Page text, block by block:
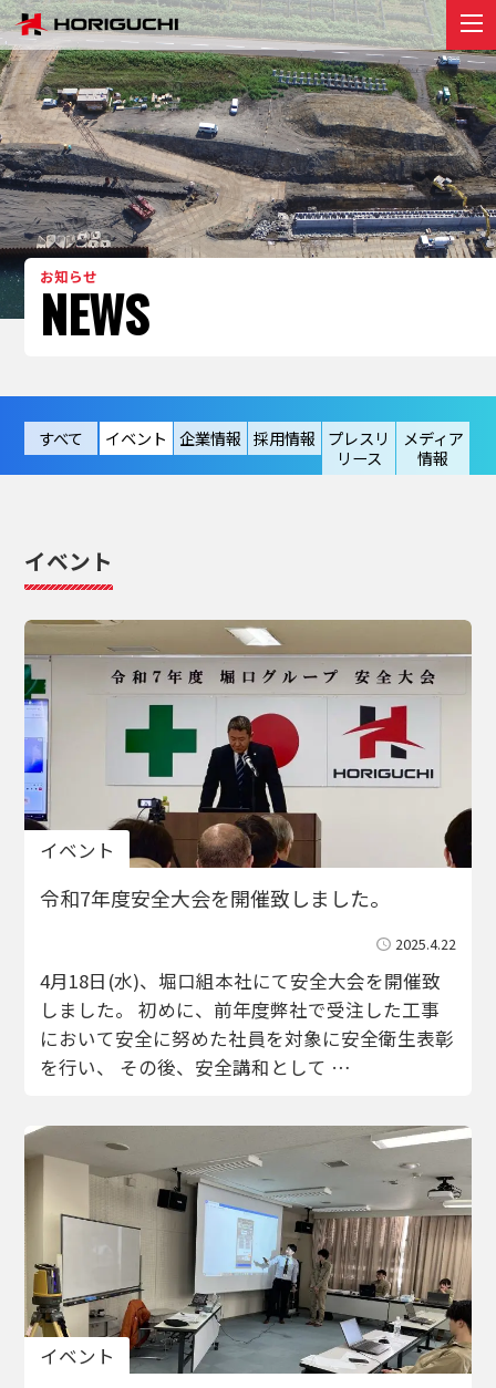
堀口組のこと
ABOUT
プロジェクト
PROJECT
リクルート
RECRUIT
お知らせ
NEWS
すべて イベント 企業情報 採用情報
プレスリ
リース
メディア
情報
イベント
イベント
令和7年度安全大会を開催致しました。
2025.4.22
4月18日(水)、堀口組本社にて安全大会を開催致
しました。 初めに、前年度弊社で受注した工事
において安全に努めた社員を対象に安全衛生表彰
を行い、 その後、安全講和として …
イベント